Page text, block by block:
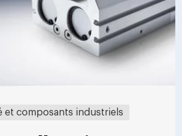
et composants industriels